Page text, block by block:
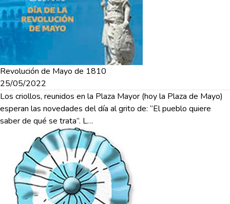
Revolución de Mayo de 1810
25/05/2022
Los criollos, reunidos en la Plaza Mayor (hoy la Plaza de Mayo)
esperan las novedades del día al grito de: “El pueblo quiere
saber de qué se trata”. L…